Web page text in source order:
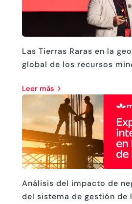
Las Tierras Raras en la
global de los recursos
leer más
Análisis del impacto de
del sistema de gestión de